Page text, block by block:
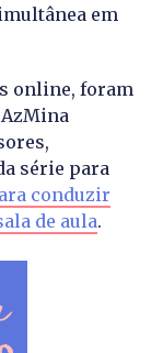
em
online, foram
série para
conduzir
de aula.